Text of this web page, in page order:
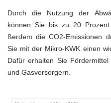
Durch die Nutzung der
können Sie bis zu 20
ßerdem die CO2-Emissionen
Sie mit der Mikro-KWK einen
Dafür erhalten Sie
und Gasversorgern.